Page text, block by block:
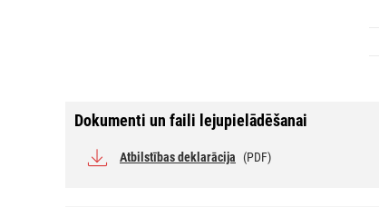
Dokumenti un faili lejupielādēšanai
Atbilstības deklarācija (PDF)